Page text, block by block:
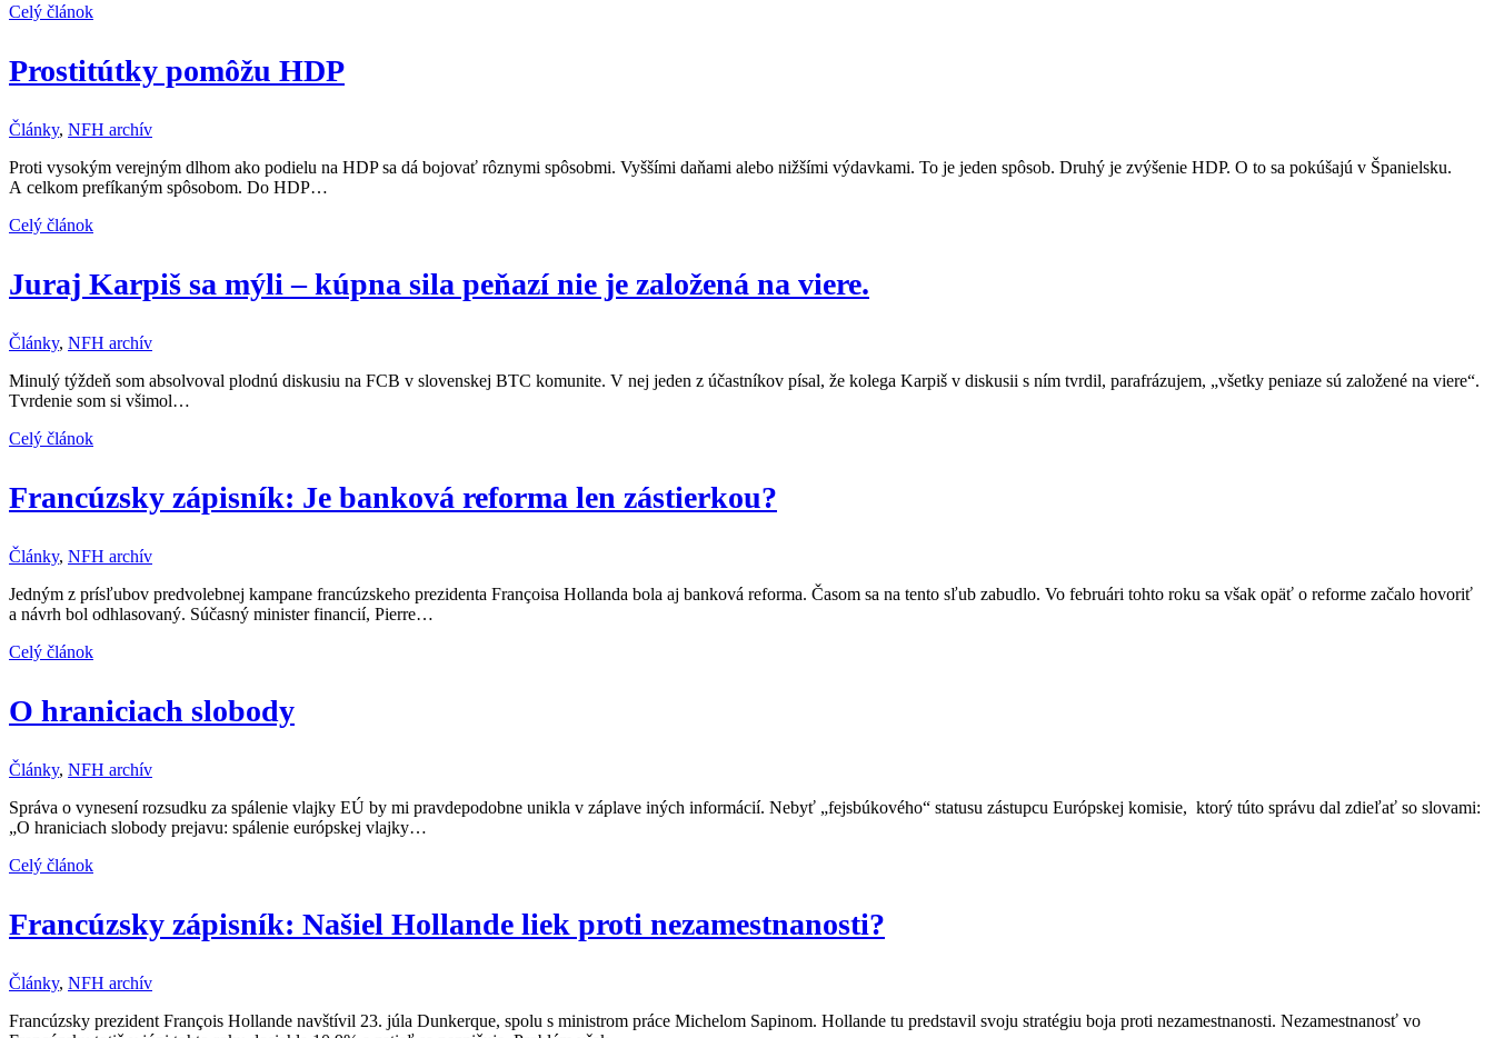
Celý článok
Prostitútky pomôžu HDP
Články, NFH archív
Proti vysokým verejným dlhom ako podielu na HDP sa dá bojovať rôznymi spôsobmi. Vyššími daňami alebo nižšími výdavkami. To je jeden spôsob. Druhý je zvýšenie HDP. O to sa pokúšajú v Španielsku.
A celkom prefíkaným spôsobom. Do HDP…
Celý článok
Juraj Karpiš sa mýli – kúpna sila peňazí nie je založená na viere.
Články, NFH archív
Minulý týždeň som absolvoval plodnú diskusiu na FCB v slovenskej BTC komunite. V nej jeden z účastníkov písal, že kolega Karpiš v diskusii s ním tvrdil, parafrázujem, „všetky peniaze sú založené na viere“.
Tvrdenie som si všimol…
Celý článok
Francúzsky zápisník: Je banková reforma len zástierkou?
Články, NFH archív
Jedným z prísľubov predvolebnej kampane francúzskeho prezidenta Françoisa Hollanda bola aj banková reforma. Časom sa na tento sľub zabudlo. Vo februári tohto roku sa však opäť o reforme začalo hovoriť
a návrh bol odhlasovaný. Súčasný minister financií, Pierre…
Celý článok
O hraniciach slobody
Články, NFH archív
Správa o vynesení rozsudku za spálenie vlajky EÚ by mi pravdepodobne unikla v záplave iných informácií. Nebyť „fejsbúkového“ statusu zástupcu Európskej komisie, ktorý túto správu dal zdieľať so slovami:
„O hraniciach slobody prejavu: spálenie európskej vlajky…
Celý článok
Francúzsky zápisník: Našiel Hollande liek proti nezamestnanosti?
Články, NFH archív
Francúzsky prezident François Hollande navštívil 23. júla Dunkerque, spolu s ministrom práce Michelom Sapinom. Hollande tu predstavil svoju stratégiu boja proti nezamestnanosti. Nezamestnanosť vo